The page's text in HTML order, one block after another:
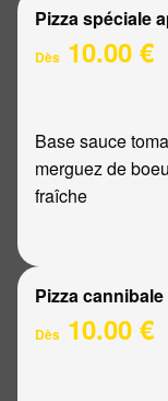
Pizza spéciale
Dès 10.00 €
Base sauce
merguez de
fraîche
Pizza cannibale
Dès 10.00 €